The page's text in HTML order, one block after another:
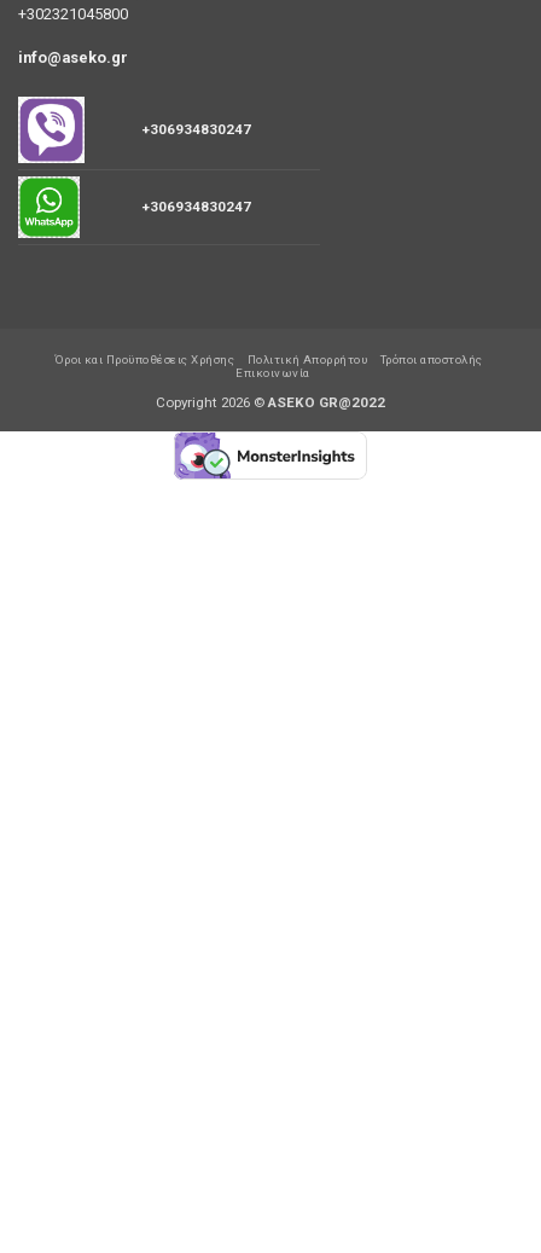
+302321045800
info@aseko.gr
+306934830247
+306934830247
Όροι και Προϋποθέσεις Χρήσης Πολιτική Απορρήτου
Τρόποι αποστολής
Επικοινωνία
Copyright 2026 © ASEKO GR@2022